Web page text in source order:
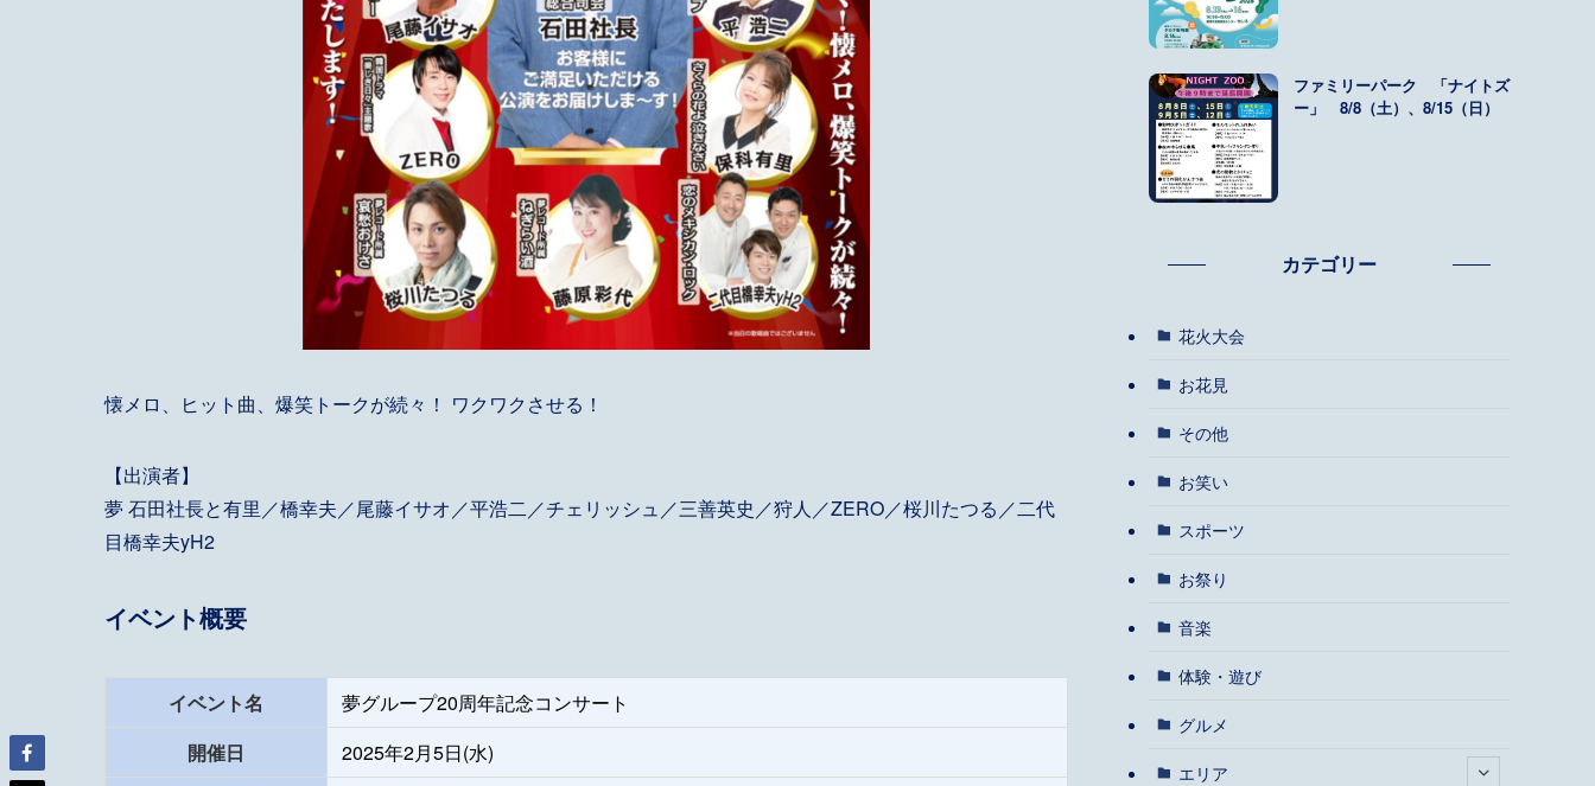
懐メロ、ヒット曲、爆笑トークが続々！ ワクワクさせる！
【出演者】
夢 石田社長と有里／橋幸夫／尾藤イサオ／平浩二／チェリッシュ／三善英史／狩人／ZERO／桜川たつる／二代
目橋幸夫yH2
イベント概要
イベント名
夢グループ20周年記念コンサート
開催日
2025年2月5日(水)
ファミリーパーク 「ナイトズ
ー」 8/8（土）、8/15（日）
カテゴリー
花火大会
お花見
その他
お笑い
スポーツ
お祭り
音楽
体験・遊び
グルメ
エリア